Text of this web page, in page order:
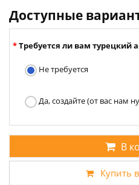
Доступные
Требуется ли вам турецкий
Не требуется
Да, создайте (от вас нам
В
Купить